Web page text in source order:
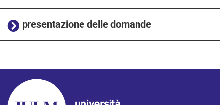
presentazione delle domande